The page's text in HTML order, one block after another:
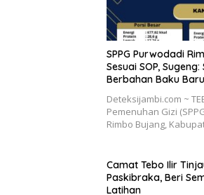
SPPG Purwodadi
Sesuai SOP,
Berbahan Baku Baru
Deteksijambi.com ~
Pemenuhan Gizi
Rimbo Bujang,
Camat Tebo Ilir
Paskibraka, Beri
Latihan